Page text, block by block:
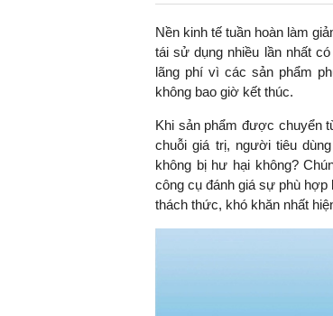
Nền kinh tế tuần hoàn làm
tái sử dụng nhiều lần nhất
lãng phí vì các sản phẩm
không bao giờ kết thúc.
Khi sản phẩm được chuyển
chuỗi giá trị, người tiêu
không bị hư hại không?
công cụ đánh giá sự phù hợp
thách thức, khó khăn nhất